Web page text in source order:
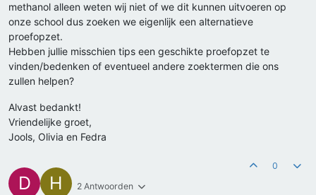
methanol alleen weten wij niet of we dit kunnen uitvoeren op
onze school dus zoeken we eigenlijk een alternatieve
proefopzet.
Hebben jullie misschien tips een geschikte proefopzet te
vinden/bedenken of eventueel andere zoektermen die ons
zullen helpen?
Alvast bedankt!
Vriendelijke groet,
Jools, Olivia en Fedra
D H 2 Antwoorden
0